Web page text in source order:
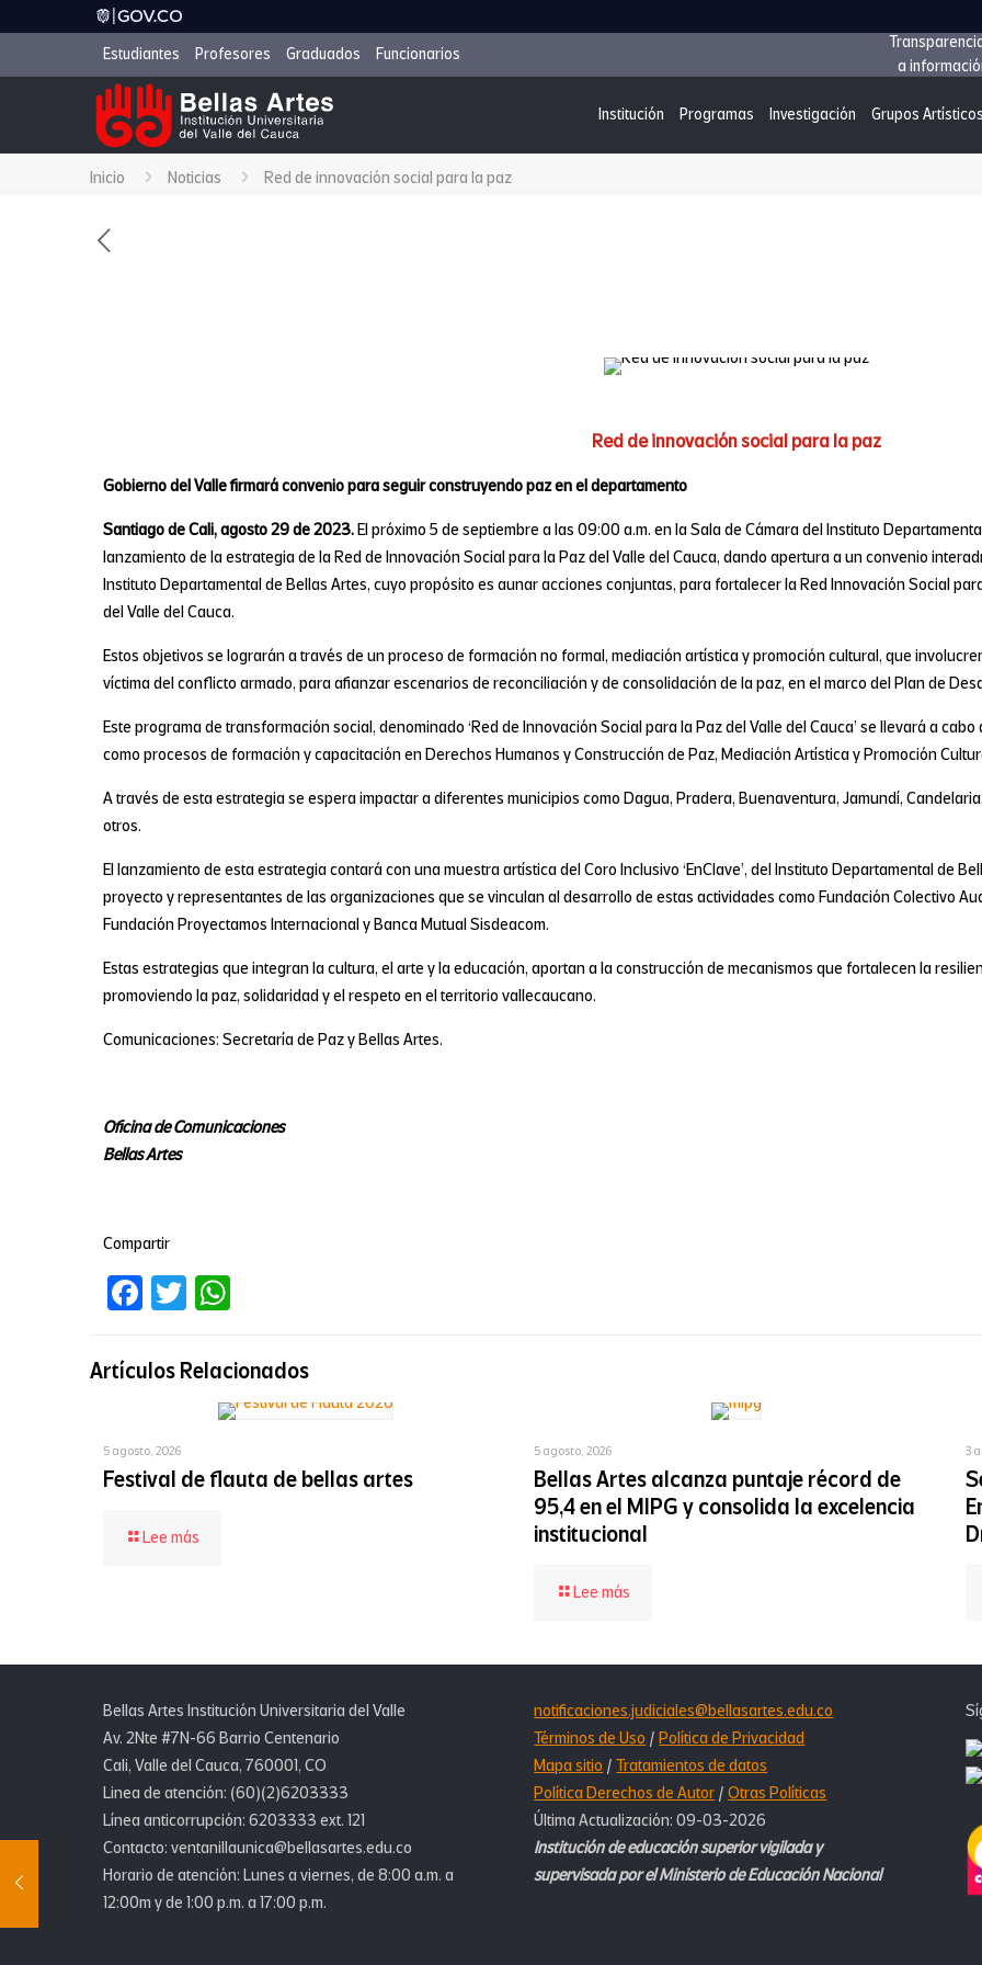
Estudiantes Profesores Graduados Funcionarios
a
Institución Programas Investigación Grupos Artísticos
Inicio Noticias Red de innovación social para la paz
Red de innovación social para la paz
Gobierno del Valle firmará convenio para seguir construyendo paz en el departamento
Santiago de Cali, agosto 29 de 2023.El próximo 5 de septiembre a las 09:00 a.m. en la Sala de Cámara del Instituto
lanzamiento de la estrategia de la Red de Innovación Social para la Paz del Valle del Cauca, dando apertura a un convenio
Instituto Departamental de Bellas Artes, cuyo propósito es aunar acciones conjuntas, para fortalecer la Red Innovación Social
del Valle del Cauca.
Estos objetivos se lograrán a través de un proceso de formación no formal, mediación artística y promoción cultural, que
víctima del conflicto armado, para afianzar escenarios de reconciliación y de consolidación de la paz, en el marco del Plan de
Este programa de transformación social, denominado ‘Red de Innovación Social para la Paz del Valle del Cauca’ se llevará a
como procesos de formación y capacitación en Derechos Humanos y Construcción de Paz, Mediación Artística y Promoción
A través de esta estrategia se espera impactar a diferentes municipios como Dagua, Pradera, Buenaventura, Jamundí,
otros.
El lanzamiento de esta estrategia contará con una muestra artística del Coro Inclusivo ‘EnClave’, del Instituto Departamental de
proyecto y representantes de las organizaciones que se vinculan al desarrollo de estas actividades como Fundación Colectivo
Fundación Proyectamos Internacional y Banca Mutual Sisdeacom.
Estas estrategias que integran la cultura, el arte y la educación, aportan a la construcción de mecanismos que fortalecen la
promoviendo la paz, solidaridad y el respeto en el territorio vallecaucano.
Comunicaciones: Secretaría de Paz y Bellas Artes.
Oficina de Comunicaciones
Bellas Artes
Compartir
Facebook
TwitterWhatsApp
Artículos Relacionados
5 agosto, 2026
Festival de flauta de bellas artes
Lee más
artes
5 agosto, 2026
Bellas Artes alcanza puntaje récord de
95,4 en el MIPG y consolida la excelencia
institucional
Lee más
de
95,4
en
el
MIPG
y
consolida
excelencia
3
Bellas Artes Institución Universitaria del Valle
Av. 2Nte #7N-66 Barrio Centenario
Cali, Valle del Cauca, 760001, CO
Linea de atención: (60)(2)6203333
Línea anticorrupción: 6203333 ext. 121
Contacto: ventanillaunica@bellasartes.edu.co
Horario de atención: Lunes a viernes, de 8:00 a.m. a
12:00m y de 1:00 p.m. a 17:00 p.m.
notificaciones.judiciales@bellasartes.edu.co
Términos de Uso /Política de Privacidad
Mapa sitio /Tratamientos de datos
Política Derechos de Autor /Otras Políticas
Última Actualización: 09-03-2026
Institución de educación superior vigilada y
supervisada por el Ministerio de Educación Nacional